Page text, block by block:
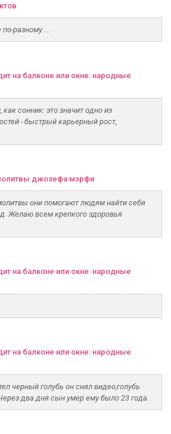
разному....
на балконе или окне: народные
сонник: это значит одно из
- быстрый карьерный рост,
джозефа мэрфи
они помогают людям найти себя
Желаю всем крепкого здоровья
на балконе или окне: народные
на балконе или окне: народные
черный голубь он снял видео,голубь
два дня сын умер ему было 23 года.